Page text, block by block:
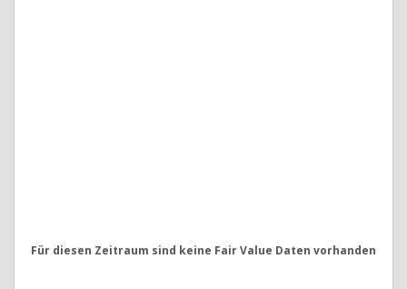
Für diesen Zeitraum sind keine Fair Value Daten vorhanden